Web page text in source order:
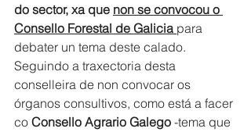
do sector, xa que non se convocou o
Consello Forestal de Galicia para
debater un tema deste calado.
Seguindo a traxectoria desta
conselleira de non convocar os
órganos consultivos, como está a facer
co Consello Agrario Galego -tema que